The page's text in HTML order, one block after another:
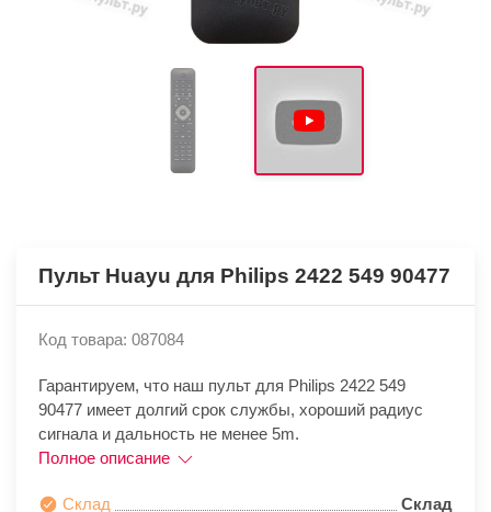
Пульт Huayu для Philips 2422 549 90477
Код товара: 087084
Гарантируем, что наш пульт для Philips 2422 549
90477 имеет долгий срок службы, хороший радиус
сигнала и дальность не менее 5m.
Полное описание
Склад Склад